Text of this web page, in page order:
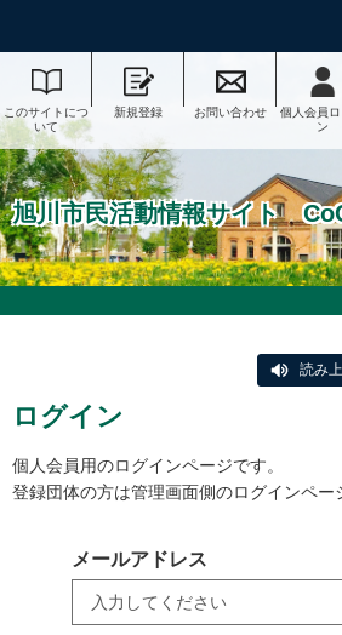
このサイトにつ
いて
新規登録 お問い合わせ
個人会員ロ
ン
旭川市民活動情報サイト
読み
ログイン
個人会員用のログインページです。
登録団体の方は管理画面側のログインペー
メールアドレス